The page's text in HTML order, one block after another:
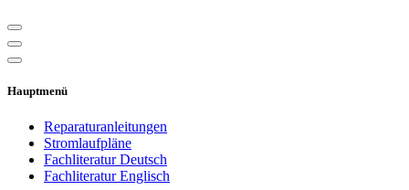
Hauptmenü
Reparaturanleitungen
Stromlaufpläne
Fachliteratur Deutsch
Fachliteratur Englisch